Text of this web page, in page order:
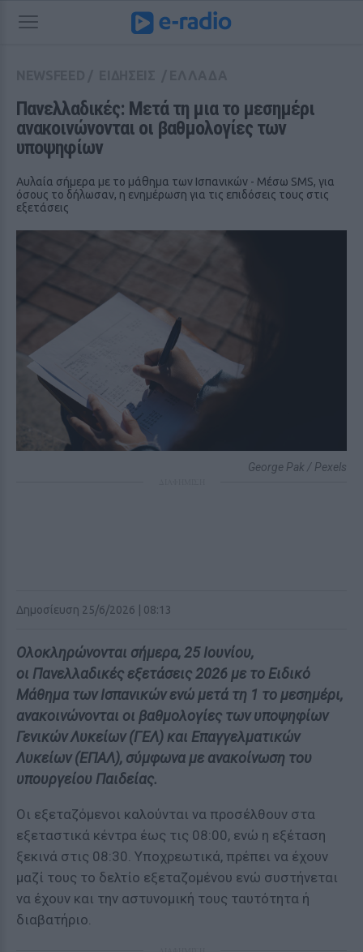
Πανελλαδικές: Μετά τη μια το μεσημέρι
ανακοινώνονται οι βαθμολογίες των
υποψηφίων
Αυλαία σήμερα με το μάθημα των Ισπανικών - Μέσω SMS, για
όσους το δήλωσαν, η ενημέρωση για τις επιδόσεις τους στις
εξετάσεις
George Pak / Pexels
Δημοσίευση 25/6/2026 | 08:13
Ολοκληρώνονται σήμερα, 25 Ιουνίου,
οι Πανελλαδικές εξετάσεις 2026 με το Ειδικό
Μάθημα των Ισπανικών ενώ μετά τη 1 το μεσημέρι,
ανακοινώνονται οι βαθμολογίες των υποψηφίων
Γενικών Λυκείων (ΓΕΛ) και Επαγγελματικών
Λυκείων (ΕΠΑΛ), σύμφωνα με ανακοίνωση του
υπουργείου Παιδείας.
Οι εξεταζόμενοι καλούνται να προσέλθουν στα
εξεταστικά κέντρα έως τις 08:00, ενώ η εξέταση
ξεκινά στις 08:30. Υποχρεωτικά, πρέπει να έχουν
μαζί τους το δελτίο εξεταζομένου ενώ συστήνεται
να έχουν και την αστυνομική τους ταυτότητα ή
διαβατήριο.